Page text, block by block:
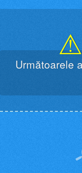
Următoarele